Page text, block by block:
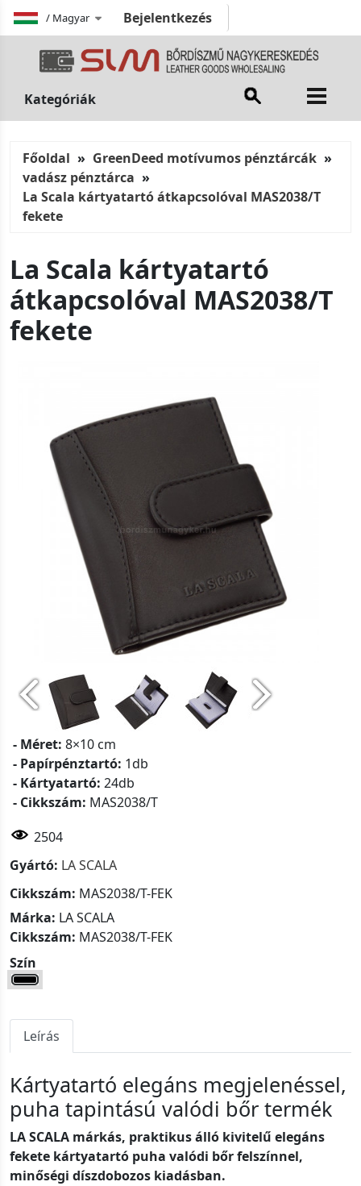
/ Magyar Bejelentkezés
Kategóriák
Főoldal
GreenDeed motívumos pénztárcák
vadász pénztárca
La Scala kártyatartó átkapcsolóval MAS2038/T
fekete
La Scala kártyatartó
átkapcsolóval MAS2038/T
fekete
- Méret: 8×10 cm
- Papírpénztartó: 1db
- Kártyatartó: 24db
- Cikkszám: MAS2038/T
2504
Gyártó: LA SCALA
Cikkszám: MAS2038/T-FEK
Márka: LA SCALA
Cikkszám: MAS2038/T-FEK
Szín
Leírás
Kártyatartó elegáns megjelenéssel,
puha tapintású valódi bőr termék
LA SCALA márkás, praktikus álló kivitelű elegáns
fekete kártyatartó puha valódi bőr felszínnel,
minőségi díszdobozos kiadásban.